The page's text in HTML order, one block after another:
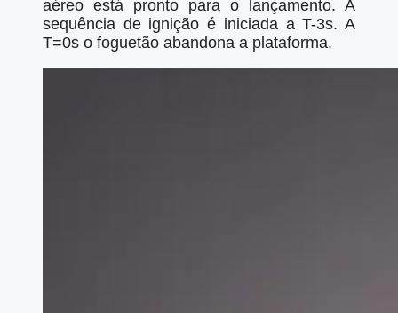
aéreo está pronto para o lançamento. A
sequência de ignição é iniciada a T-3s. A
T=0s o foguetão abandona a plataforma.